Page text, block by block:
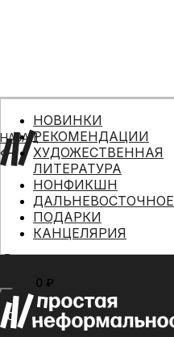
0 ₽
МЕНЮ
0
НАЗАД
НОВИНКИ
РЕКОМЕНДАЦИИ
ХУДОЖЕСТВЕННАЯ
ЛИТЕРАТУРА
НОНФИКШН
ДАЛЬНЕВОСТОЧНОЕ
ПОДАРКИ
КАНЦЕЛЯРИЯ